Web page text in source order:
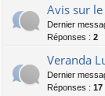
Avis sur
Dernier
Réponses : 2
Veranda
Dernier
Réponses : 17